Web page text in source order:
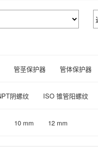
管茎保护器 管体保护器
阴螺纹 ISO 锥管阳螺纹
10 mm 12 mm